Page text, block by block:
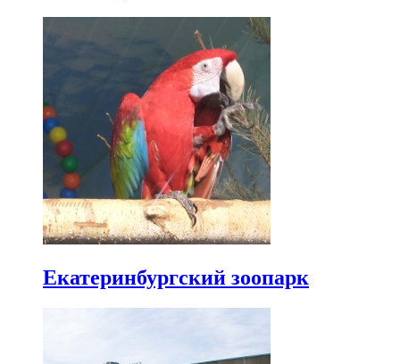
Екатеринбургский зоопарк